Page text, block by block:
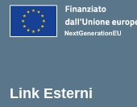
Link Esterni